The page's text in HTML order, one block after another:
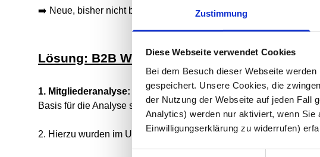
Zustimmung
Diese Webseite verwendet Cookies
Bei dem Besuch dieser Webseite
gespeichert. Unsere Cookies, die
der Nutzung der Webseite auf jeden Fall
Analytics) werden nur aktiviert, wenn
Einwilligungserklärung zu widerrufen)
➡️ Neue, bisher nicht bekannte Partner ermitteln und nach
Lösung: B2B Web Scoring
1. Mitgliederanalyse:
Basis für die Analyse sind Unternehmen, die bereits mit einem
2. Hierzu wurden im Universum der deutschsprachigen